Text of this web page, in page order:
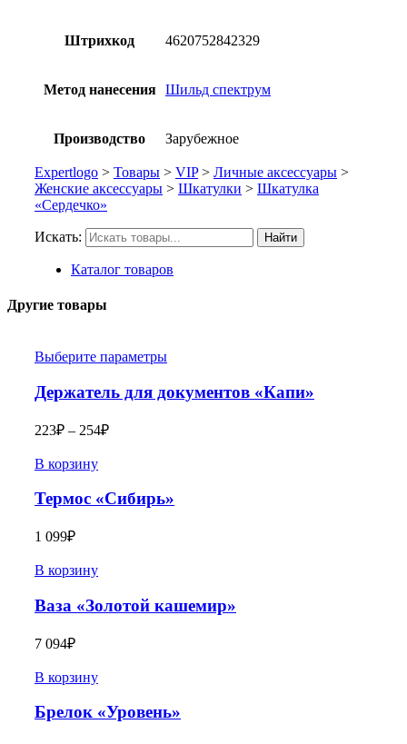
Штрихкод 4620752842329
Метод нанесения Шильд спектрум
Производство Зарубежное
Expertlogo > Товары > VIP> Личные аксессуары >
Женские аксессуары > Шкатулки > Шкатулка
«Сердечко»
Искать: Найти
Каталог товаров
Другие товары
Выберите параметры
Держатель для документов «Капи»
223₽ – 254₽
В корзину
Термос «Сибирь»
1 099₽
В корзину
Ваза «Золотой кашемир»
7 094₽
В корзину
Брелок «Уровень»